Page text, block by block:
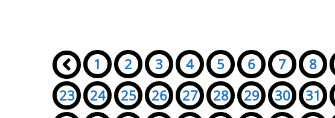
Seiten:
« 1 2 3 4 5 6 7 8
23
24 25 26 27 28 29 30 31